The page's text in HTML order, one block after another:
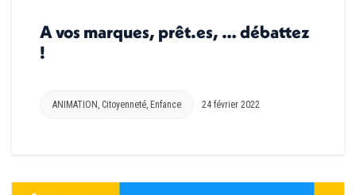
A vos marques, prêt.es, … débattez
!
ANIMATION , Citoyenneté, Enfance 24 février 2022